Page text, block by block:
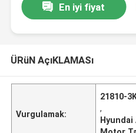
En iyi fiyat
ÜRüN AçıKLAMASı
Vurgulamak:
21810-
,
Hyundai